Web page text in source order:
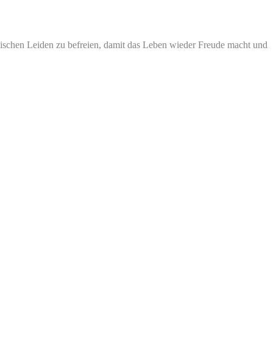
Leiden zu befreien, damit das Leben wieder Freude macht und